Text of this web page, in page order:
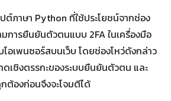
ต์ภาษา Python ที่ใช้ประโยชน์จากช่อง
การยืนยันตัวตนแบบ 2FA ในเครื่องมือ
อเพนซอร์สบนเว็บ โดยช่องโหว่ดังกล่าว
เชิงตรรกะของระบบยืนยันตัวตน และ
องก่อนจึงจะโจมตีได้